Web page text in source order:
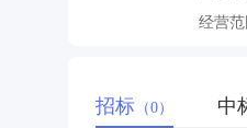
经营范
招标 （0） 中